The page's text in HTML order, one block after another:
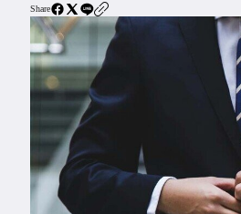
All Articles
特集&連載記事
Feature
Series
Share